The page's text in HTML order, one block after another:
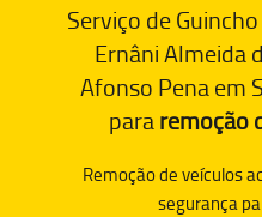
Serviço de
Ernâni Almeida
Afonso Pena em
pararemoção
Remoção de veículos
segurança